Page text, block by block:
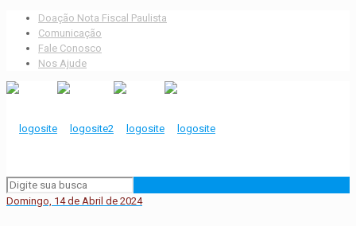
Doação Nota Fiscal Paulista
Comunicação
Fale Conosco
Nos Ajude
Domingo, 14 de Abril de 2024